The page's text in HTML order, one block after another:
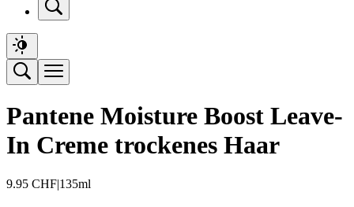
Pantene Moisture Boost Leave-
In Creme trockenes Haar
9.95 CHF|135ml